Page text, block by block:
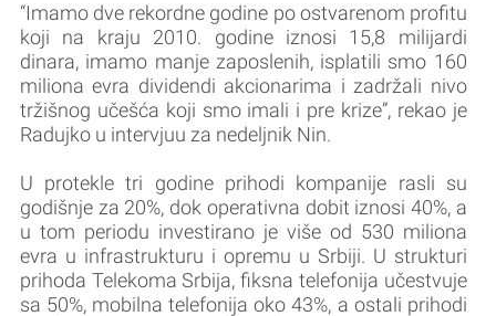
“Imamo dve rekordne godine po ostvarenom profitu
koji na kraju 2010. godine iznosi 15,8 milijardi
dinara, imamo manje zaposlenih, isplatili smo 160
miliona evra dividendi akcionarima i zadržali nivo
tržišnog učešća koji smo imali i pre krize”, rekao je
Radujko u intervjuu za nedeljnik Nin.
U protekle tri godine prihodi kompanije rasli su
godišnje za 20%, dok operativna dobit iznosi 40%, a
u tom periodu investirano je više od 530 miliona
evra u infrastrukturu i opremu u Srbiji. U strukturi
prihoda Telekoma Srbija, fiksna telefonija učestvuje
sa 50%, mobilna telefonija oko 43%, a ostali prihodi